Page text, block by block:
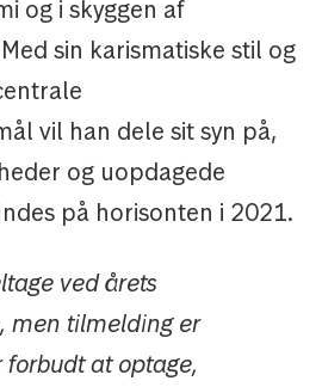
og i skyggen af
sin karismatiske stil og
vil han dele sit syn på,
og uopdagede
på horisonten i 2021.
ved årets
men tilmelding er
at optage,